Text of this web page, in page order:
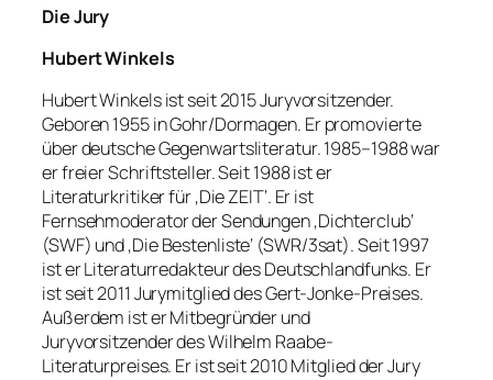
Die Jury
Hubert Winkels
Hubert Winkels ist seit 2015 Juryvorsitzender.
Geboren 1955 in Gohr/Dormagen. Er promovierte
über deutsche Gegenwartsliteratur. 1985–1988 war
er freier Schriftsteller. Seit 1988 ist er
Literaturkritiker für ‚Die ZEIT‘. Er ist
Fernsehmoderator der Sendungen ‚Dichterclub‘
(SWF) und ‚Die Bestenliste‘ (SWR/3sat). Seit 1997
ist er Literaturredakteur des Deutschlandfunks. Er
ist seit 2011 Jurymitglied des Gert-Jonke-Preises.
Außerdem ist er Mitbegründer und
Juryvorsitzender des Wilhelm Raabe-
Literaturpreises. Er ist seit 2010 Mitglied der Jury